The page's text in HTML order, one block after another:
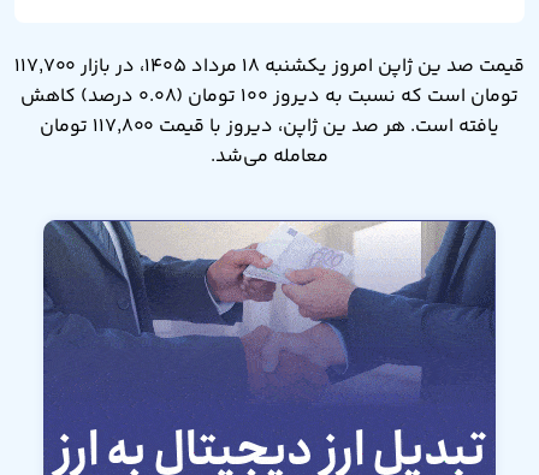
قیمت صد ین ژاپن امروز یکشنبه ۱۸ مرداد ۱۴۰۵، در بازار ۱۱۷,۷۰۰
تومان است که نسبت به دیروز ۱۰۰ تومان (۰.۰۸ درصد) کاهش
یافته است. هر صد ین ژاپن، دیروز با قیمت ۱۱۷,۸۰۰ تومان
معامله می‌شد.